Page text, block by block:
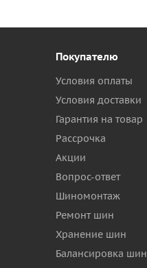
Покупателю
Условия оплаты
Условия доставки
Гарантия на товар
Рассрочка
Акции
Вопрос-ответ
Шиномонтаж
Ремонт шин
Хранение шин
Балансировка шин